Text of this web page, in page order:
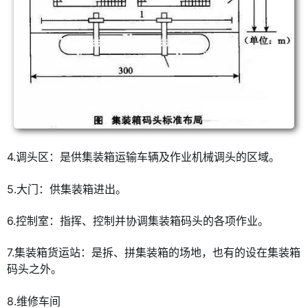
4.调头区：是供集装箱运输车辆及作业机械调头的区域。
5.大门：供集装箱进出。
6.控制室：指挥、控制并协调集装箱码头的各项作业。
7.集装箱货运站：是拆、拼集装箱的场地，也有的设在集装箱
码头之外。
8.维修车间